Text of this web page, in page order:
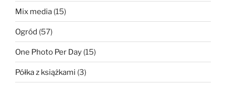
Mix media (15)
Ogród (57)
One Photo Per Day (15)
Półka z książkami (3)